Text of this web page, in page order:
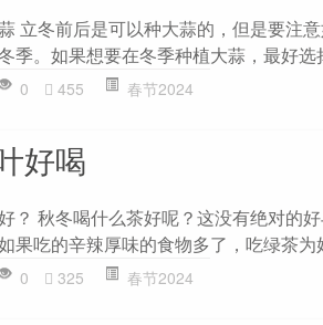
立冬前后是可以种大蒜的，但是要注
季。如果想要在冬季种植大蒜，最好选
0 455 春节2024
好喝
？ 秋冬喝什么茶好呢？这没有绝对的
果吃的辛辣厚味的食物多了，吃绿茶为
0 325 春节2024